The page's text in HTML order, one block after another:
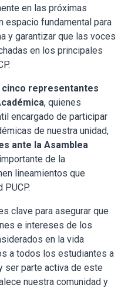
en las próximas
espacio fundamental para
y garantizar que las voces
en los principales
cinco representantes
, quienes
encargado de participar
de nuestra unidad,
ante la Asamblea
de la
lineamientos que
PUCP.
clave para asegurar que
e intereses de los
en la vida
a todos los estudiantes a
ser parte activa de este
nuestra comunidad y